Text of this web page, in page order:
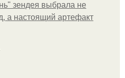
зендея выбрала не
а настоящий артефакт